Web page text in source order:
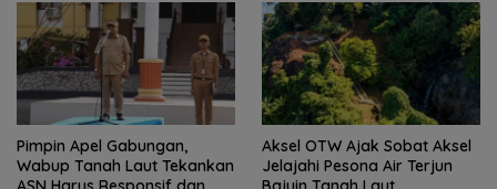
Pimpin Apel Gabungan,
Wabup Tanah Laut Tekankan
Aksel OTW Ajak Sobat Aksel
Jelajahi Pesona Air Terjun